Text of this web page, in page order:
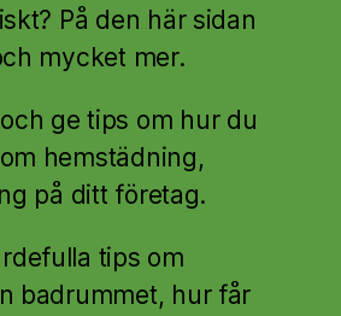
På den här sidan
mycket mer.
ge tips om hur du
hemstädning,
på ditt företag.
tips om
badrummet, hur får